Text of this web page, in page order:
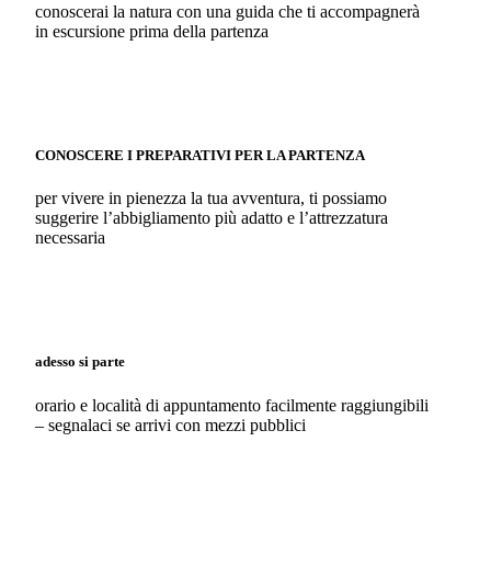
conoscerai la natura con una guida che ti accompagnerà
in escursione prima della partenza
CONOSCERE I PREPARATIVI PER LA PARTENZA
per vivere in pienezza la tua avventura, ti possiamo
suggerire l’abbigliamento più adatto e l’attrezzatura
necessaria
adesso si parte
orario e località di appuntamento facilmente raggiungibili
– segnalaci se arrivi con mezzi pubblici